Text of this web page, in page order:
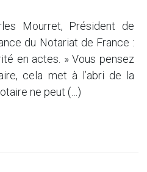
Mourret, Président de
du Notariat de France :
en actes. » Vous pensez
cela met à l’abri de la
ne peut (…)